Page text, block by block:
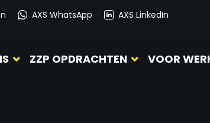
AXS WhatsApp AXS LinkedIn
ZZP OPDRACHTEN VOOR